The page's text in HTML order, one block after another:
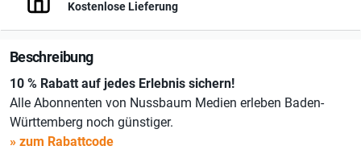
Kostenlose Lieferung
Beschreibung
10 % Rabatt auf jedes Erlebnis sichern!
Alle Abonnenten von Nussbaum Medien erleben Baden-
Württemberg noch günstiger.
» zum Rabattcode